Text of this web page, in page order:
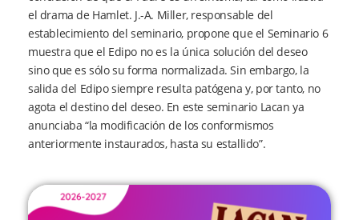
el drama de Hamlet. J.-A. Miller, responsable del
establecimiento del seminario, propone que el Seminario 6
muestra que el Edipo no es la única solución del deseo
sino que es sólo su forma normalizada. Sin embargo, la
salida del Edipo siempre resulta patógena y, por tanto, no
agota el destino del deseo. En este seminario Lacan ya
anunciaba “la modificación de los conformismos
anteriormente instaurados, hasta su estallido”.